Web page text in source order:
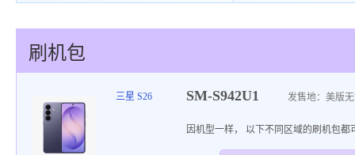
刷机包
三星 S26 SM-S942U1 发售地：美版
因机型一样， 以下不同区域的刷机包